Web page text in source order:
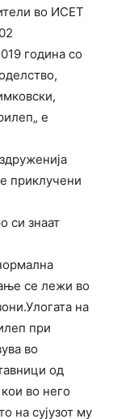
во ИСЕТ
година со
е
приклучени
си знаат
се лежи во
на
при
во
од
во него
на сујузот му